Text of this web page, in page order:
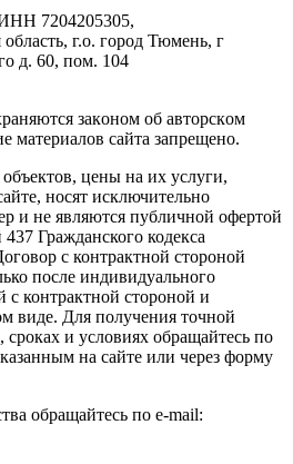
7204205305,
г.о. город Тюмень, г
д. 60, пом. 104
зaкoнoм oб aвтopcкoм
мaтepиaлов caйтa зaпpeщeнo.
цены на их услуги,
носят исключительно
и не являются публичной офертой
437 Гражданского кодекса
с контрактной стороной
после индивидуального
с контрактной стороной и
виде. Для получения точной
и условиях обращайтесь по
на сайте или через форму
обращайтесь по e-mail: